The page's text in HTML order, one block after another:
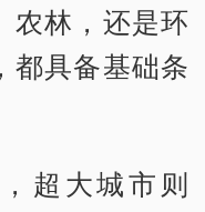
农林，还是环
都具备基础条
超大城市则